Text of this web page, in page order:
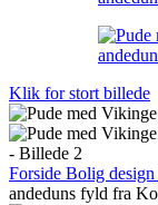
Klik for stort billede
Forside Bolig design
andeduns fyld fra